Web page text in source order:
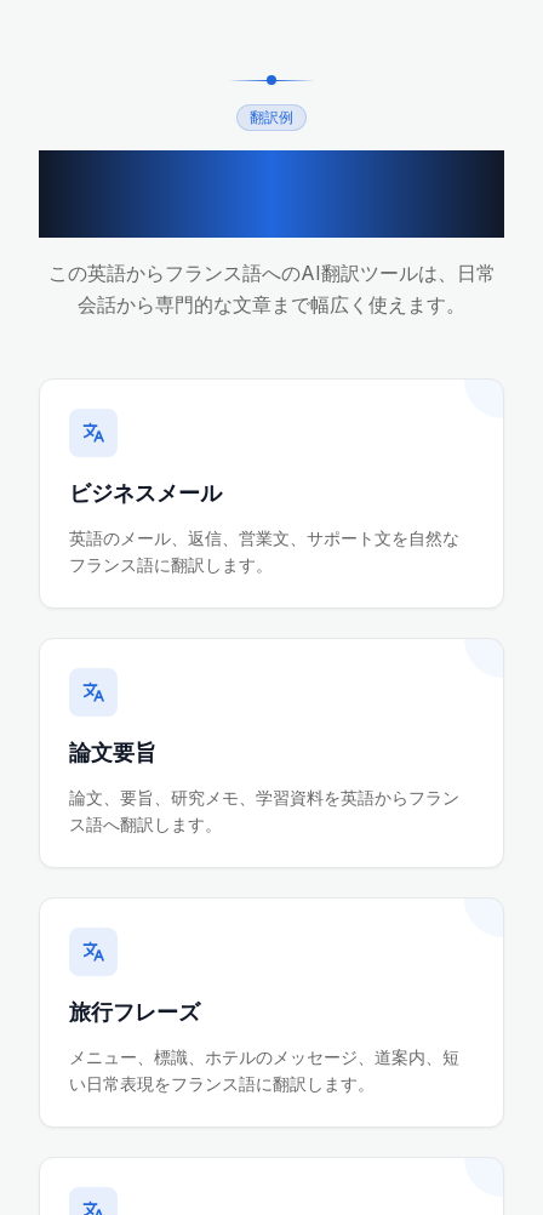
翻訳例
この英語からフランス語へのAI翻訳ツールは、日常
会話から専門的な文章まで幅広く使えます。
ビジネスメール
英語のメール、返信、営業文、サポート文を自然な
フランス語に翻訳します。
論文要旨
論文、要旨、研究メモ、学習資料を英語からフラン
ス語へ翻訳します。
旅行フレーズ
メニュー、標識、ホテルのメッセージ、道案内、短
い日常表現をフランス語に翻訳します。